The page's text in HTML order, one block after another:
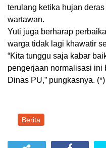
terulang ketika hujan deras
wartawan.
Yuti juga berharap
warga tidak lagi khawatir
“Kita tunggu saja kabar
pengerjaan normalisasi ini
Dinas PU,” pungkasnya. (*)
Berita